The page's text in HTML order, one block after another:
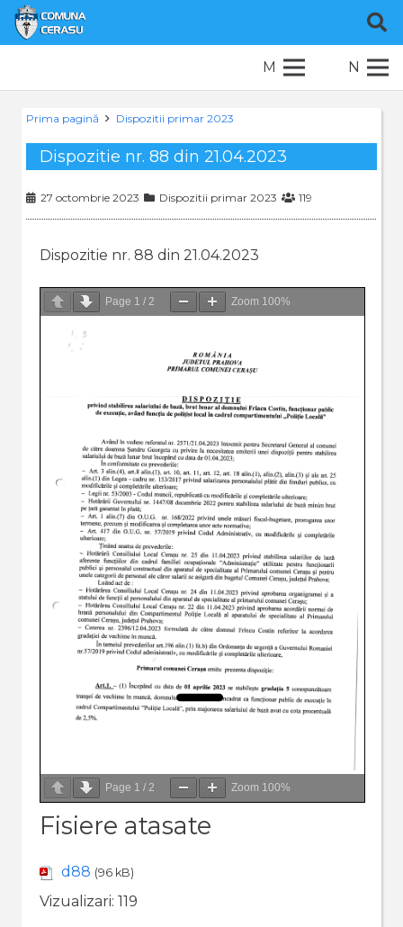
M N
Prima pagină Dispozitii primar 2023
Dispozitie nr. 88 din 21.04.2023
27 octombrie 2023 Dispozitii primar 2023 119
Dispozitie nr. 88 din 21.04.2023
Page 1 / 2 Zoom 100%
Page 1 / 2 Zoom 100%
Fisiere atasate
d88 (96 kB)
Vizualizari: 119